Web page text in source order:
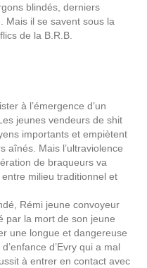
blindés, derniers
Mais il se savent sous la
de la B.R.B.
à l’émergence d’un
jeunes vendeurs de shit
importants et empiètent
aînés. Mais l’ultraviolence
de braqueurs va
milieu traditionnel et
Rémi jeune convoyeur
par la mort de son jeune
une longue et dangereuse
d’Evry qui a mal
à entrer en contact avec